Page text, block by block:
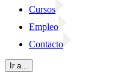
Cursos
Empleo
Contacto
Ir a...